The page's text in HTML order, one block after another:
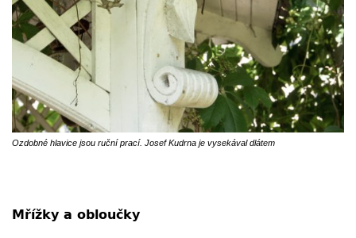
Ozdobné hlavice jsou ruční prací. Josef Kudrna je vysekával dlátem
Mřížky a obloučky